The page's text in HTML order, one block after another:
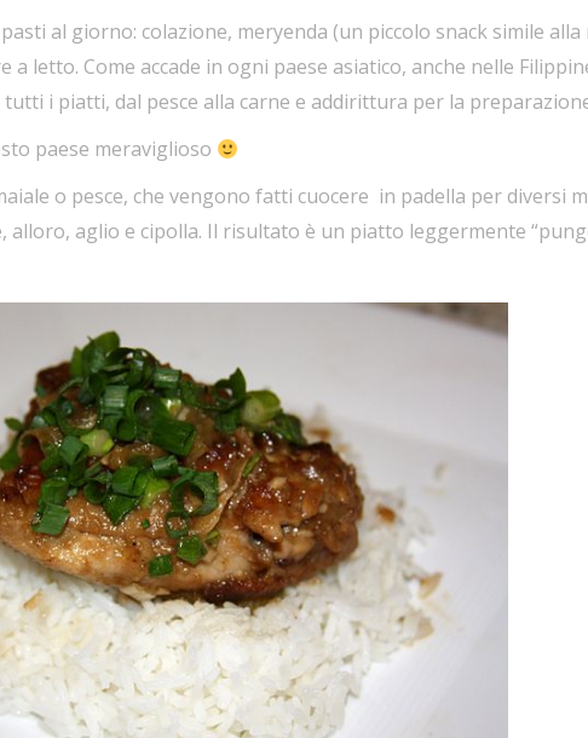
al giorno: colazione, meryenda (un piccolo snack simile
letto. Come accade in ogni paese asiatico, anche nelle
i piatti, dal pesce alla carne e addirittura per la
paese meraviglioso
o pesce, che vengono fatti cuocere in padella per diversi
aglio e cipolla. Il risultato è un piatto leggermente